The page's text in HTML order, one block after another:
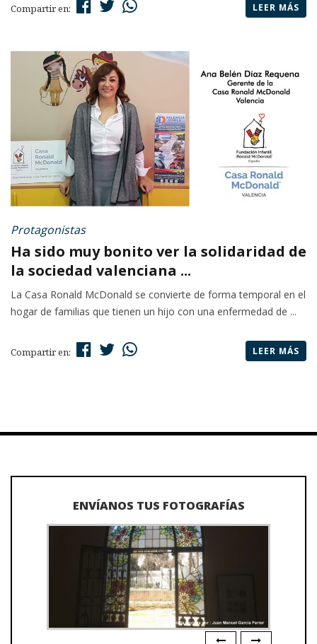
Compartir en: LEER MÁS
Protagonistas
Ha sido muy bonito ver la solidaridad de
la sociedad valenciana ...
La Casa Ronald McDonald se convierte de forma temporal en el
hogar de familias que tienen un hijo con una enfermedad de ...
Compartir en: LEER MÁS
ENVÍANOS TUS FOTOGRAFÍAS